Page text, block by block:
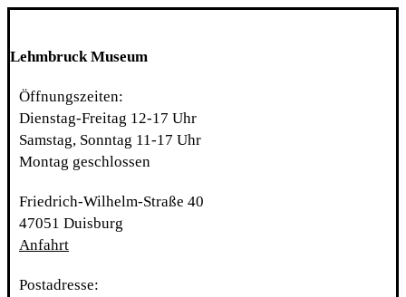
Lehmbruck Museum
Öffnungszeiten:
Dienstag-Freitag 12-17 Uhr
Samstag, Sonntag 11-17 Uhr
Montag geschlossen
Friedrich-Wilhelm-Straße 40
47051 Duisburg
Anfahrt
Postadresse: